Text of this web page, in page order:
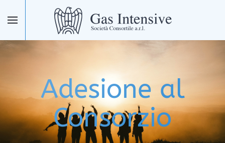
Skip to main content
Adesione al
Consorzio